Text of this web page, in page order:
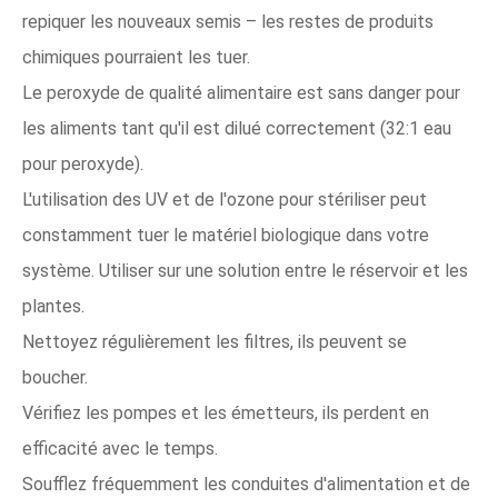
repiquer les nouveaux semis – les restes de produits
chimiques pourraient les tuer.
Le peroxyde de qualité alimentaire est sans danger pour
les aliments tant qu'il est dilué correctement (32:1 eau
pour peroxyde).
L'utilisation des UV et de l'ozone pour stériliser peut
constamment tuer le matériel biologique dans votre
système. Utiliser sur une solution entre le réservoir et les
plantes.
Nettoyez régulièrement les filtres, ils peuvent se
boucher.
Vérifiez les pompes et les émetteurs, ils perdent en
efficacité avec le temps.
Soufflez fréquemment les conduites d'alimentation et de